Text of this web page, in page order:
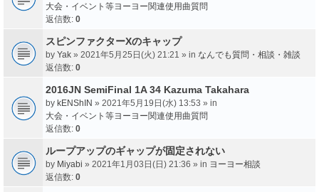
大会・イベント等ヨーヨー関連使用曲質問
返信数: 0
スピンファクターXのキャップ
by Yak » 2021年5月25日(火) 21:21 » in なんでも質問・相談・雑談
返信数: 0
2016JN SemiFinal 1A 34 Kazuma Takahara
by kENShIN » 2021年5月19日(水) 13:53 » in
大会・イベント等ヨーヨー関連使用曲質問
返信数: 0
ループアップのギャップが固定されない
by Miyabi » 2021年1月03日(日) 21:36 » in ヨーヨー相談
返信数: 0